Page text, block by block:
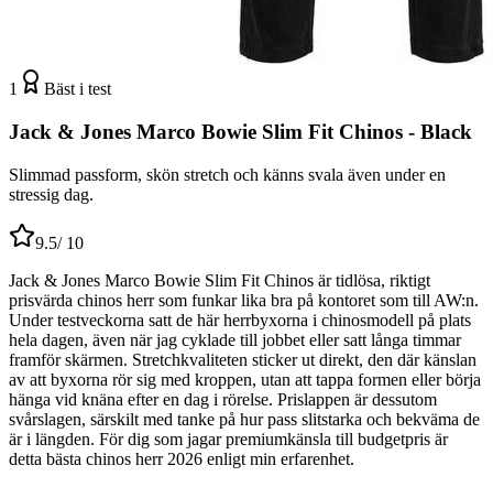
1 Bäst i test
Jack & Jones Marco Bowie Slim Fit Chinos - Black
Slimmad passform, skön stretch och känns svala även under en
stressig dag.
9.5/ 10
Jack & Jones Marco Bowie Slim Fit Chinos är tidlösa, riktigt
prisvärda chinos herr som funkar lika bra på kontoret som till AW:n.
Under testveckorna satt de här herrbyxorna i chinosmodell på plats
hela dagen, även när jag cyklade till jobbet eller satt långa timmar
framför skärmen. Stretchkvaliteten sticker ut direkt, den där känslan
av att byxorna rör sig med kroppen, utan att tappa formen eller börja
hänga vid knäna efter en dag i rörelse. Prislappen är dessutom
svårslagen, särskilt med tanke på hur pass slitstarka och bekväma de
är i längden. För dig som jagar premiumkänsla till budgetpris är
detta bästa chinos herr 2026 enligt min erfarenhet.